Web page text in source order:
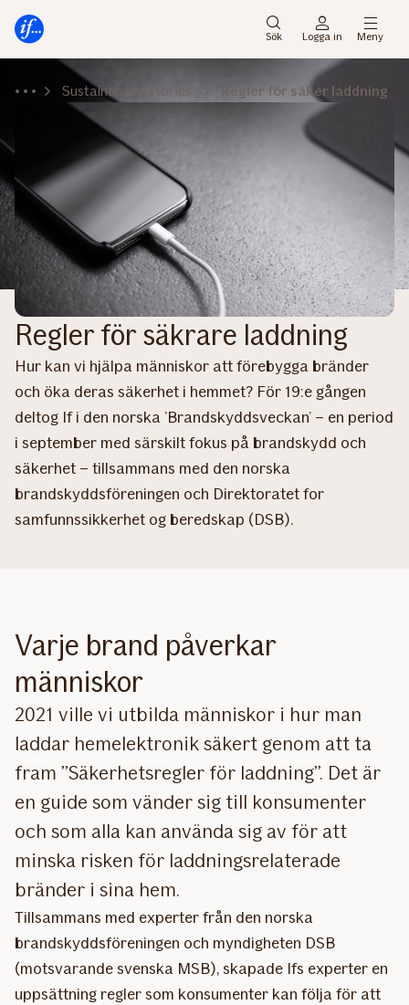
direkt
huvudmenyn
direkt
innehåll
Sök Logga in Meny
Sustainability stories Regler för säker laddning
Regler för säkrare laddning
Hur kan vi hjälpa människor att förebygga bränder
och öka deras säkerhet i hemmet? För 19:e gången
deltog If i den norska ’Brandskyddsveckan’ – en period
i september med särskilt fokus på brandskydd och
säkerhet – tillsammans med den norska
brandskyddsföreningen och Direktoratet for
samfunnssikkerhet og beredskap (DSB).
Varje brand påverkar
människor
2021 ville vi utbilda människor i hur man
laddar hemelektronik säkert genom att ta
fram ”Säkerhetsregler för laddning”. Det är
en guide som vänder sig till konsumenter
och som alla kan använda sig av för att
minska risken för laddningsrelaterade
bränder i sina hem.
Tillsammans med experter från den norska
brandskyddsföreningen och myndigheten DSB
(motsvarande svenska MSB), skapade Ifs experter en
uppsättning regler som konsumenter kan följa för att